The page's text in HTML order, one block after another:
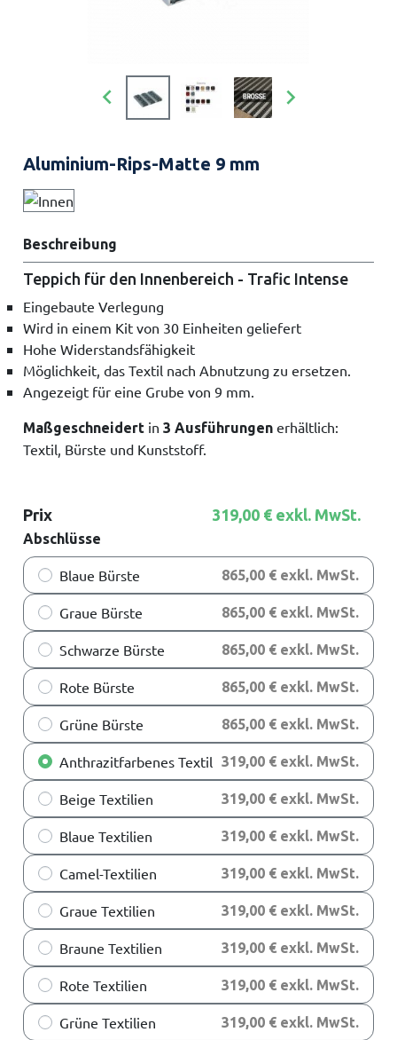
 
Aluminium-Rips-Matte 9 mm
Beschreibung
Teppich für den Innenbereich - Trafic Intense
Eingebaute Verlegung
Wird in einem Kit von 30 Einheiten geliefert
Hohe Widerstandsfähigkeit
Möglichkeit, das Textil nach Abnutzung zu ersetzen.
Angezeigt für eine Grube von 9 mm.
Maßgeschneidert in 3 Ausführungen erhältlich:
Textil, Bürste und Kunststoff.
Prix 319,00 € exkl. MwSt.
Abschlüsse
Blaue Bürste 865,00 € exkl. MwSt.
Graue Bürste 865,00 € exkl. MwSt.
Schwarze Bürste 865,00 € exkl. MwSt.
Rote Bürste 865,00 € exkl. MwSt.
Grüne Bürste 865,00 € exkl. MwSt.
Anthrazitfarbenes Textil 319,00 € exkl. MwSt.
Beige Textilien 319,00 € exkl. MwSt.
Blaue Textilien 319,00 € exkl. MwSt.
Camel-Textilien 319,00 € exkl. MwSt.
Graue Textilien 319,00 € exkl. MwSt.
Braune Textilien 319,00 € exkl. MwSt.
Rote Textilien 319,00 € exkl. MwSt.
Grüne Textilien 319,00 € exkl. MwSt.